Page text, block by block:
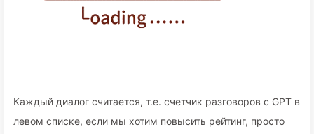
Каждый диалог считается, т.е. счетчик разговоров с GPT в
левом списке, если мы хотим повысить рейтинг, просто